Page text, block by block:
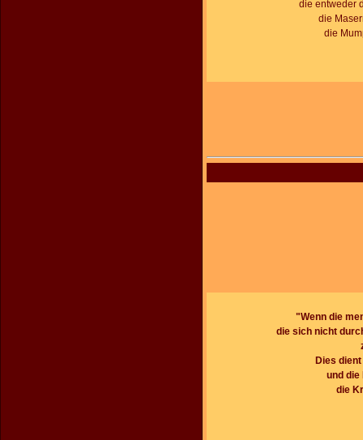
die entweder
die
die
"Wenn die
die sich nicht
Dies
und die
die